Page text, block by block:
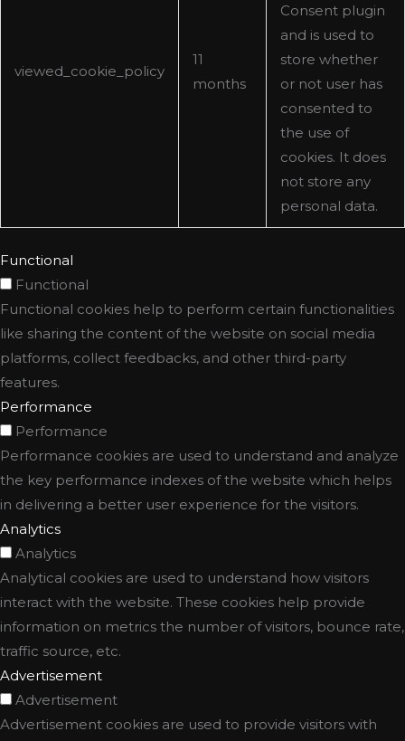
viewed_cookie_policy
11
months
Consent plugin
and is used to
store whether
or not user has
consented to
the use of
cookies. It does
not store any
personal data.
Functional
Functional
Functional cookies help to perform certain functionalities
like sharing the content of the website on social media
platforms, collect feedbacks, and other third-party
features.
Performance
Performance
Performance cookies are used to understand and analyze
the key performance indexes of the website which helps
in delivering a better user experience for the visitors.
Analytics
Analytics
Analytical cookies are used to understand how visitors
interact with the website. These cookies help provide
information on metrics the number of visitors, bounce rate,
traffic source, etc.
Advertisement
Advertisement
Advertisement cookies are used to provide visitors with